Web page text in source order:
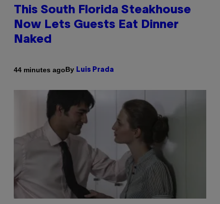
This South Florida Steakhouse
Now Lets Guests Eat Dinner
Naked
44 minutes agoBy Luis Prada